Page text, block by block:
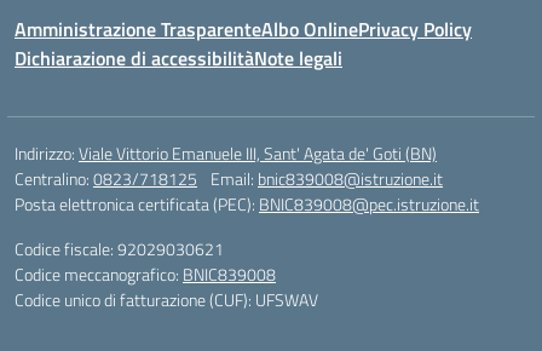
Amministrazione TrasparenteAlbo OnlinePrivacy Policy
Dichiarazione di accessibilitàNote legali
Indirizzo:Viale Vittorio Emanuele III, Sant' Agata de' Goti (BN)
Centralino:0823/718125 Email: bnic839008@istruzione.it
Posta elettronica certificata (PEC): BNIC839008@pec.istruzione.it
Codice fiscale: 92029030621
Codice meccanografico: BNIC839008
Codice unico di fatturazione (CUF): UFSWAV